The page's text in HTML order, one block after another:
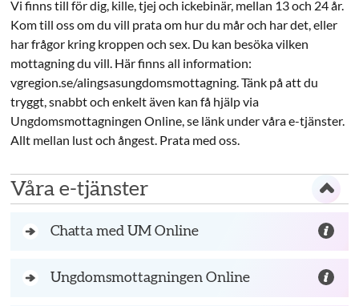
Vi finns till för dig, kille, tjej och ickebinär, mellan 13 och 24 år.
Kom till oss om du vill prata om hur du mår och har det, eller
har frågor kring kroppen och sex. Du kan besöka vilken
mottagning du vill. Här finns all information:
vgregion.se/alingsasungdomsmottagning. Tänk på att du
tryggt, snabbt och enkelt även kan få hjälp via
Ungdomsmottagningen Online, se länk under våra e-tjänster.
Allt mellan lust och ångest. Prata med oss.
Våra e-tjänster
Chatta med UM Online
Ungdomsmottagningen Online